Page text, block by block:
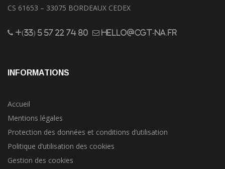
CS 61653 – 33075 BORDEAUX CEDEX
+(33) 5 57 22 74 80 hello@cgt-na.fr
INFORMATIONS
Accueil
Mentions légales
Protection des données et conditions d’utilisation
Politique d’utilisation des cookies
Gestion des cookies